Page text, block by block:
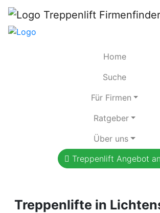
Home
Suche
Für Firmen
Ratgeber
Über uns
Treppenlift Angebot
Treppenlifte in